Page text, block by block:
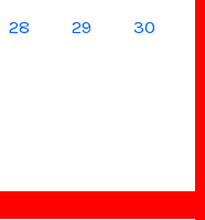
28 29
30